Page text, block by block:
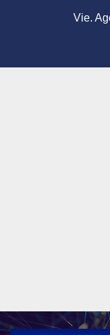
Vie.